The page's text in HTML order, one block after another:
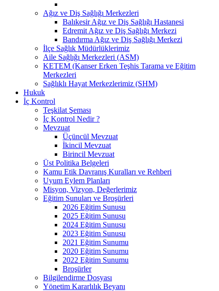
Ağız ve Diş Sağlığı Merkezleri
Balıkesir Ağız ve Diş Sağlığı Hastanesi
Edremit Ağız ve Diş Sağlığı Merkezi
Bandırma Ağız ve Diş Sağlığı Merkezi
İlçe Sağlık Müdürlüklerimiz
Aile Sağlığı Merkezleri (ASM)
KETEM (Kanser Erken Teşhis Tarama ve Eğitim
Merkezleri
Sağlıklı Hayat Merkezlerimiz (SHM)
Hukuk
İç Kontrol
Teşkilat Şeması
İç Kontrol Nedir ?
Mevzuat
Üçüncül Mevzuat
İkincil Mevzuat
Birincil Mevzuat
Üst Politika Belgeleri
Kamu Etik Davranış Kuralları ve Rehberi
Uyum Eylem Planları
Misyon, Vizyon, Değerlerimiz
Eğitim Sunuları ve Broşürleri
2026 Eğitim Sunusu
2025 Eğitim Sunusu
2024 Eğitim Sunusu
2023 Eğitim Sunusu
2021 Eğitim Sunumu
2020 Eğitim Sunumu
2022 Eğitim Sunumu
Broşürler
Bilgilendirme Dosyası
Yönetim Kararlılık Beyanı